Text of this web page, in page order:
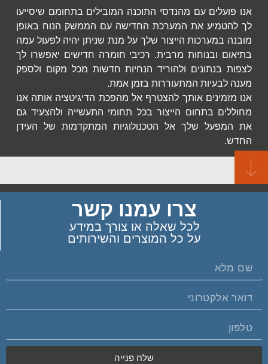
אנו פועלים עם מהנדסי התוכנה המובילים בתחומם שיסייעו
לך להטמיע את המערכת החדישה עם הממשק הנוח באופן
מובנה במערכות הייצור שלך על מנת שניתן יהיה לפעול עמה
בתיאום ובנוחות מרבית. רכיבי חומרה חדישים יאפשרו לך
לצפות בנתונים ולהוריד הנחיות חדשות מכל מקום ולספק
מענה לבעיות המתעוררות בזמן אמת.
אנו מזמינים אותך להצטרף אל מהפכת הדיגיטציה אותה אנו
מחוללים בתחום הייצור בכל תחומי התעשייה ולהצעיד גם
את המפעל שלך אל הטכנולוגיות המתקדמות של העידן
החדש.
צרו עמנו קשר
לכל שאלה או צורך במידע
על כל המוצרים והשירותים
שלח פנייה